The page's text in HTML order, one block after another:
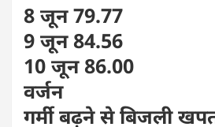
8 जून 79.77
9 जून 84.56
10 जून 86.00
वर्जन
गर्मी बढ़ने से बिजली